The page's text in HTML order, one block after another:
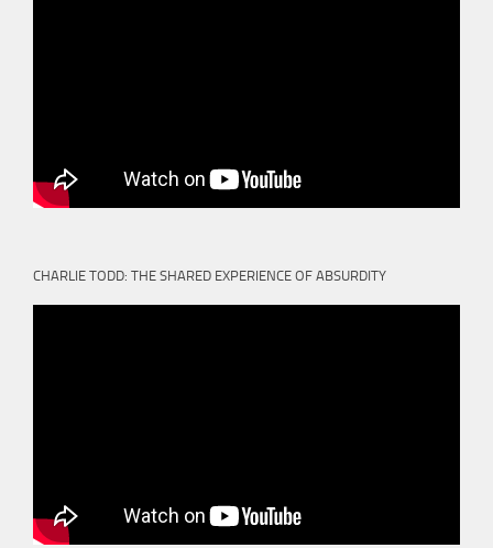
CHARLIE TODD: THE SHARED EXPERIENCE OF ABSURDITY